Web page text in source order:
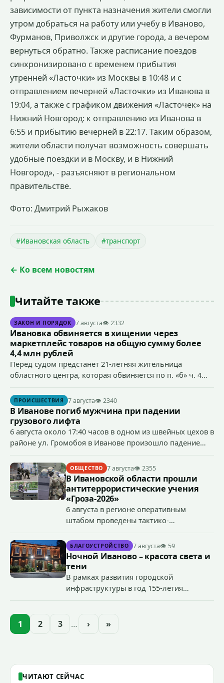
зависимости от пункта назначения жители смогли
утром добраться на работу или учебу в Иваново,
Фурманов, Приволжск и другие города, а вечером
вернуться обратно. Также расписание поездов
синхронизировано с временем прибытия
утренней «Ласточки» из Москвы в 10:48 и с
отправлением вечерней «Ласточки» из Иванова в
19:04, а также с графиком движения «Ласточек» на
Нижний Новгород: к отправлению из Иванова в
6:55 и прибытию вечерней в 22:17. Таким образом,
жители области получат возможность совершать
удобные поездки и в Москву, и в Нижний
Новгород», - разъясняют в региональном
правительстве.
Фото: Дмитрий Рыжаков
#Ивановская область #транспорт
← Ко всем новостям
Читайте также
ЗАКОН И ПОРЯДОК 7 августа👁 2332
Ивановка обвиняется в хищении через
маркетплейс товаров на общую сумму более
4,4 млн рублей
Перед судом предстанет 21-летняя жительница
областного центра, которая обвиняется по п. «б» ч. 4
сумму более 4,4 млн рублей через маркетплейс.
ПРОИСШЕСТВИЯ 7 августа👁 2340
В Иванове погиб мужчина при падении
грузового лифта
6 августа около 17:40 часов в одном из швейных цехов в
районе ул. Громобоя в Иванове произошло падение
ОБЩЕСТВО 7 августа👁 2355
В Ивановской области прошли
антитеррористические учения
«Гроза-2026»
6 августа в регионе оперативным
штабом проведены тактико-
террористического акта на объекте
органов государственной власти.
«Гроза-2026».
БЛАГОУСТРОЙСТВО 7 августа👁 59
Ночной Иваново – красота света и
тени
В рамках развития городской
инфраструктуры в год 155-летия
проекта подсветки исторических
1 2 3 … › »
ЧИТАЮТ СЕЙЧАС